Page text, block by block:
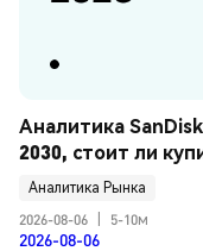
Аналитика
2030, стоит ли
Аналитика Рынка
2026-08-06
5-10м
2026-08-06